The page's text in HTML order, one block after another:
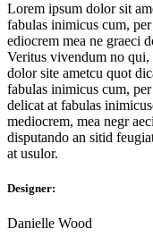
Lorem ipsum dolor sit
fabulas inimicus cum,
ediocrem mea ne graeci
Veritus vivendum no qui,
dolor site ametcu quot
fabulas inimicus cum,
delicat аt fabulas
mediocrem, mea negr
disputando an sitid
at usulor.
Designer:
Danielle Wood